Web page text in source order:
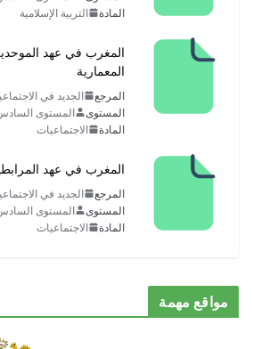
المادة
التربية الإسلامية
المغرب في عهد
المعمارية
المرجع
الجديد في
المستوى
المستوى السادس
المادة
الاجتماعيات
المغرب في عهد
المرجع
الجديد في
المستوى
المستوى السادس
المادة
الاجتماعيات
مواقع مهمة